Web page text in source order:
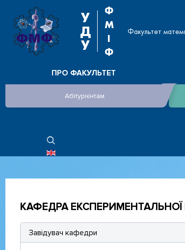
У
Д
У
Ф
М
І
Ф
Факультет
ПРО ФАКУЛЬТЕТ
Абітурієнтам
ОБЕРІТЬ СВОЮ МОВУ
КАФЕДРА ЕКСПЕРИМЕНТАЛЬНОЇ
Завідувач кафедри